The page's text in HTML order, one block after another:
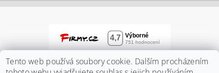
Tento web používá soubory cookie. Dalším procházením